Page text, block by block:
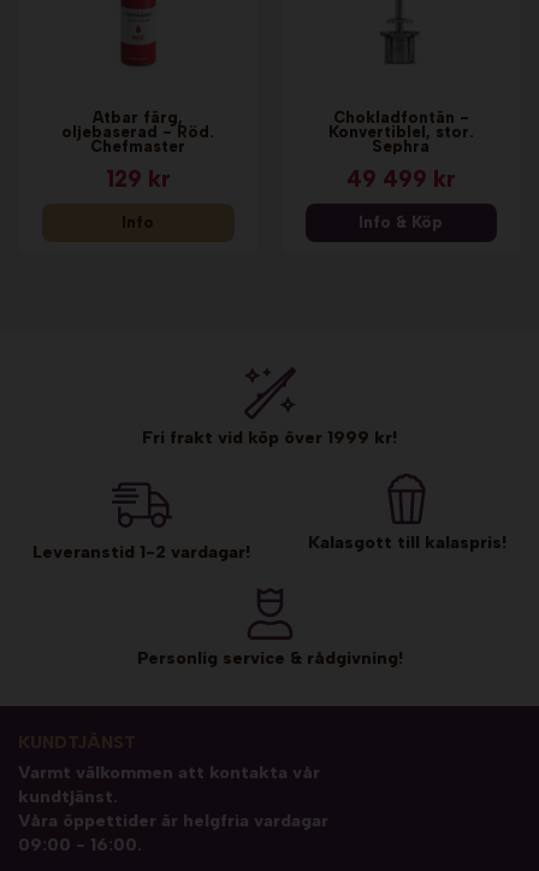
Ätbar färg,
oljebaserad - Röd.
Chefmaster
129 kr
Info
Chokladfontän -
Konvertiblel, stor.
Sephra
49 499 kr
Info & Köp
Fri frakt vid köp över 1999 kr!
Leveranstid 1-2 vardagar! Kalasgott till kalaspris!
Personlig service & rådgivning!
Varmt välkommen att kontakta vår
kundtjänst.
Våra öppettider är helgfria vardagar
09:00 - 16:00.